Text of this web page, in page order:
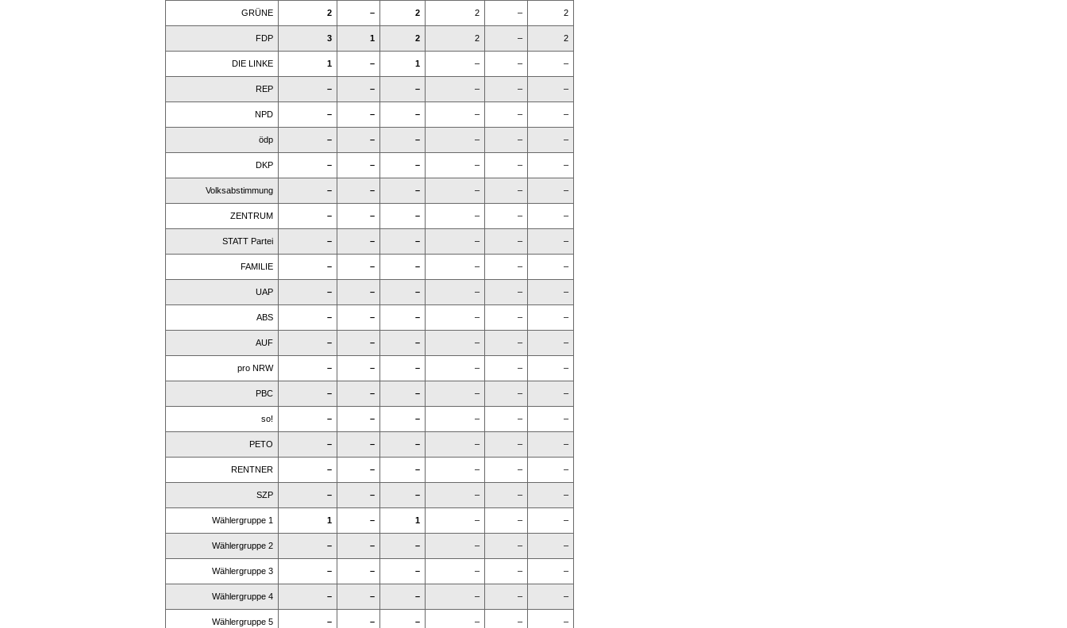
GRÜNE 2 – 2 2 – 2
FDP 3 1 2 2 – 2
DIE LINKE 1 – 1 – – –
REP – – – – – –
NPD – – – – – –
ödp – – – – – –
DKP – – – – – –
Volksabstimmung – – – – – –
ZENTRUM – – – – – –
STATT Partei – – – – – –
FAMILIE – – – – – –
UAP – – – – – –
ABS – – – – – –
AUF – – – – – –
pro NRW – – – – – –
PBC – – – – – –
so! – – – – – –
PETO – – – – – –
RENTNER – – – – – –
SZP – – – – – –
Wählergruppe 1 1 – 1 – – –
Wählergruppe 2 – – – – – –
Wählergruppe 3 – – – – – –
Wählergruppe 4 – – – – – –
Wählergruppe 5 – – – – – –